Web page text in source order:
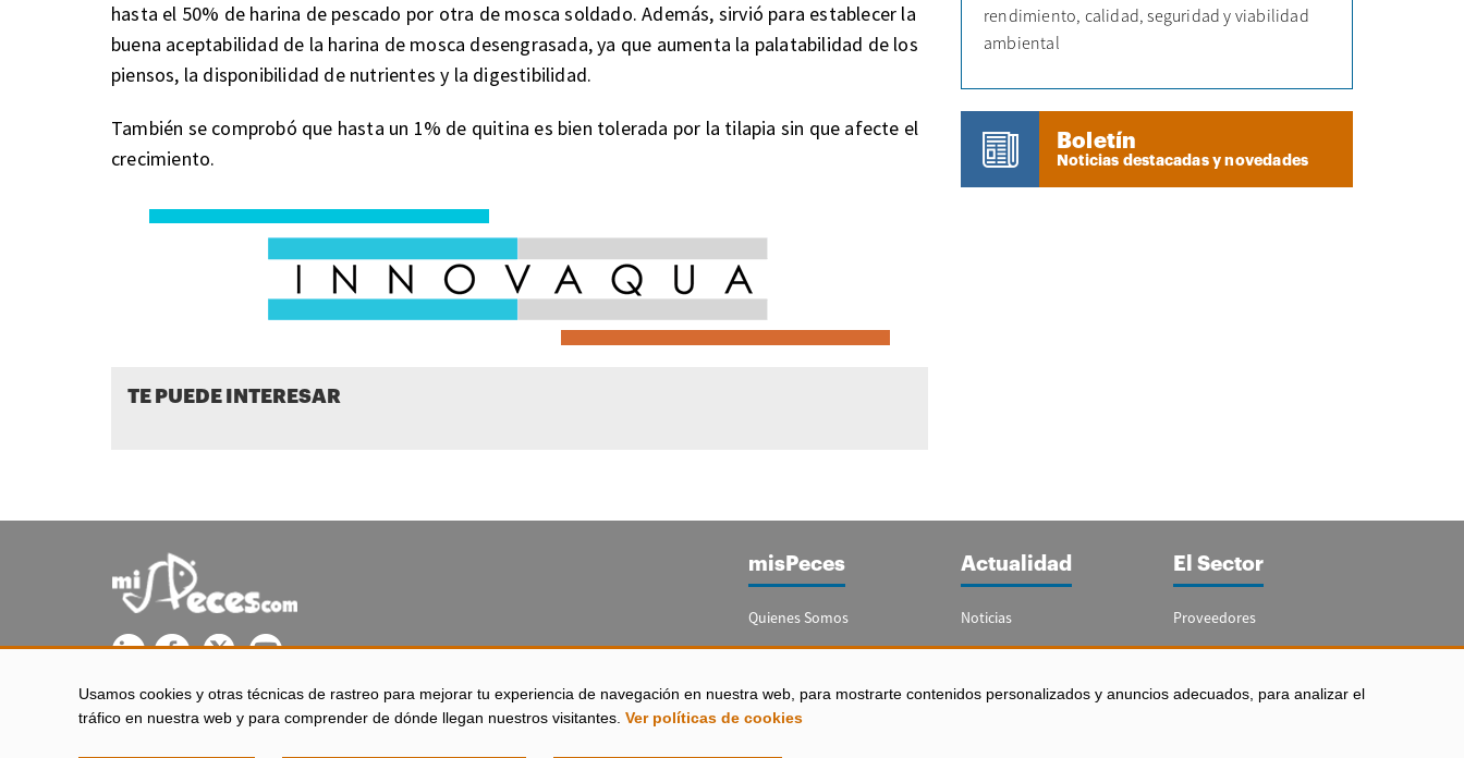
Usamos cookies y otras técnicas de rastreo para mejorar tu experiencia de navegación en nuestra web, para mostrarte contenidos personalizados y anuncios adecuados, para analizar el
tráfico en nuestra web y para comprender de dónde llegan nuestros visitantes. Ver políticas de cookies
hasta el 50% de harina de pescado por otra de mosca soldado. Además, sirvió para establecer la
buena aceptabilidad de la harina de mosca desengrasada, ya que aumenta la palatabilidad de los
piensos, la disponibilidad de nutrientes y la digestibilidad.
También se comprobó que hasta un 1% de quitina es bien tolerada por la tilapia sin que afecte el
crecimiento.
TE PUEDE INTERESAR
rendimiento, calidad, seguridad y viabilidad
ambiental
Boletín
Noticias destacadas y novedades
misPeces se edita desde El Puerto de Santa María (Cádiz - España)
misPeces
Quienes Somos
Publicidad
Contacto
Configurar Cookies
Actualidad
Noticias
Reportajes
Boletín Acuicultura
El Sector
Proveedores
Guía del Sector
Legislación